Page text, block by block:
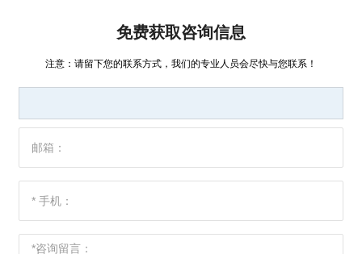
免费获取咨询信息
注意：请留下您的联系方式，我们的专业人员会尽快与您联系！